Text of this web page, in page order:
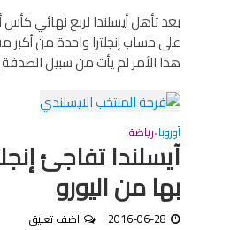
على حساب إنجلترا واحدة من أكبر
هذا الأمر لم يأت من سبيل الصدفة
أوروبا•رياضة
آيسلندا تفاجئ
بها من اليورو
2016-06-28 اضف تعليق